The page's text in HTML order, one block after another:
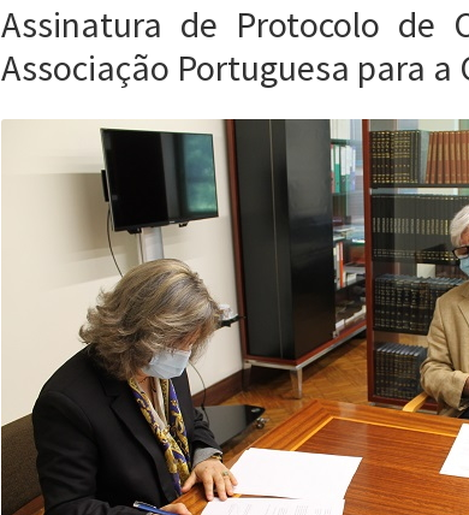
Assinatura de Protocolo de
Associação Portuguesa para